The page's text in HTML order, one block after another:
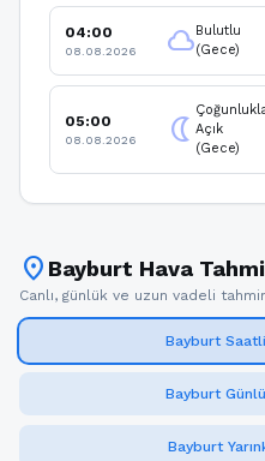
04:00
08.08.2026 cloudBulutlu
(Gece)
05:00
08.08.2026 nightlight Açık
(Gece)
location_on Bayburt Hava
Canlı, günlük ve uzun vadeli
Bayburt
Bayburt
Bayburt